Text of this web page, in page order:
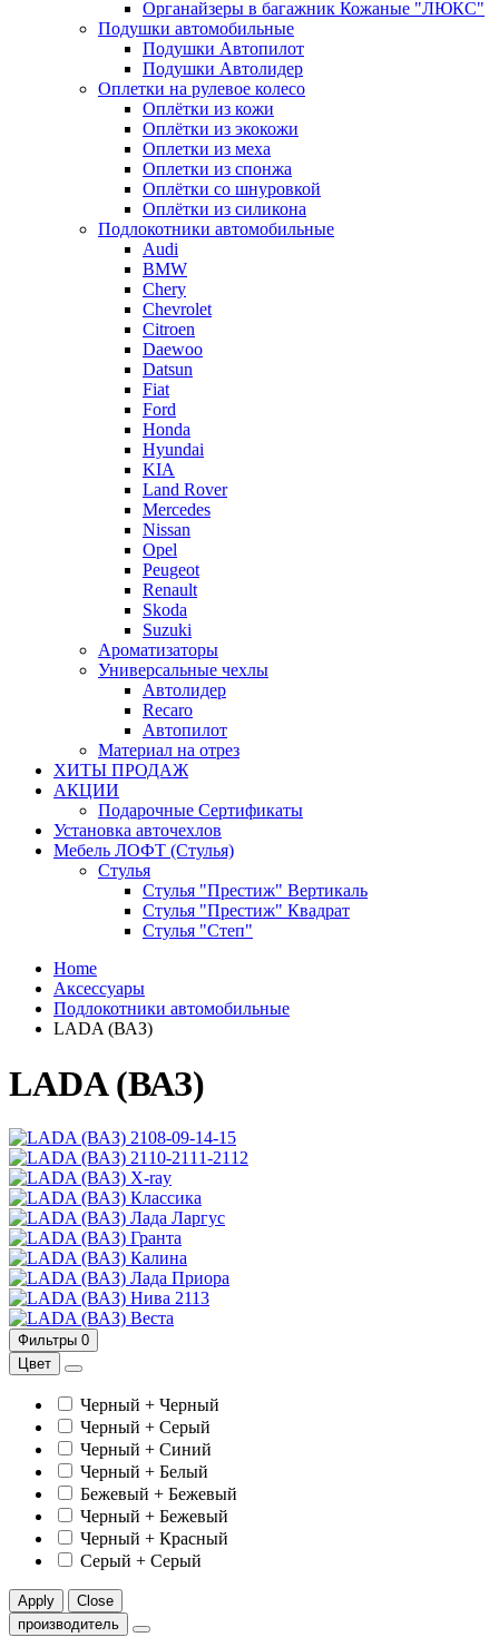
Органайзеры в багажник Кожаные "ЛЮКС"
Подушки автомобильные
Подушки Автопилот
Подушки Автолидер
Оплетки на рулевое колесо
Оплётки из кожи
Оплётки из экокожи
Оплетки из меха
Оплетки из спонжа
Оплётки со шнуровкой
Оплётки из силикона
Подлокотники автомобильные
Audi
BMW
Chery
Chevrolet
Citroen
Daewoo
Datsun
Fiat
Ford
Honda
Hyundai
KIA
Land Rover
Mercedes
Nissan
Opel
Peugeot
Renault
Skoda
Suzuki
Ароматизаторы
Универсальные чехлы
Автолидер
Recaro
Автопилот
Материал на отрез
ХИТЫ ПРОДАЖ
АКЦИИ
Подарочные Сертификаты
Установка авточехлов
Мебель ЛОФТ (Стулья)
Стулья
Стулья "Престиж" Вертикаль
Стулья "Престиж" Квадрат
Стулья "Степ"
Home
Аксессуары
Подлокотники автомобильные
LADA (ВАЗ)
LADA (ВАЗ)
2108-09-14-15
2110-2111-2112
X-ray
Классика
Лада Ларгус
Гранта
Калина
Лада Приора
Нива 2113
Веста
Фильтры 0
Цвет
Черный + Черный
Черный + Серый
Черный + Синий
Черный + Белый
Бежевый + Бежевый
Черный + Бежевый
Черный + Красный
Серый + Серый
Apply
Close
производитель